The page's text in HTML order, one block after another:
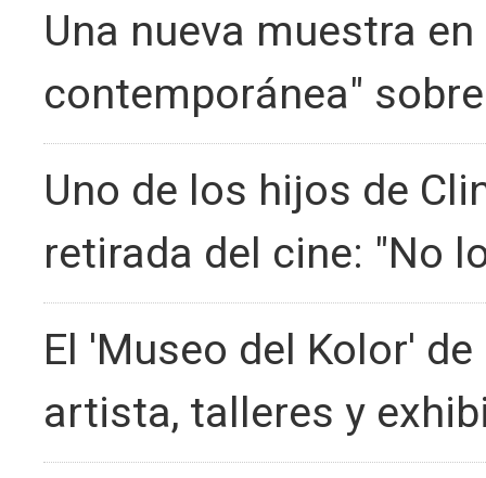
Una nueva muestra
contemporánea"
Uno de los hijos de
retirada del cine: "No
El 'Museo del Kolor'
artista, talleres y